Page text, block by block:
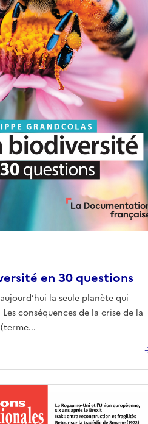
en 30 questions
la seule planète qui
conséquences de la crise de la